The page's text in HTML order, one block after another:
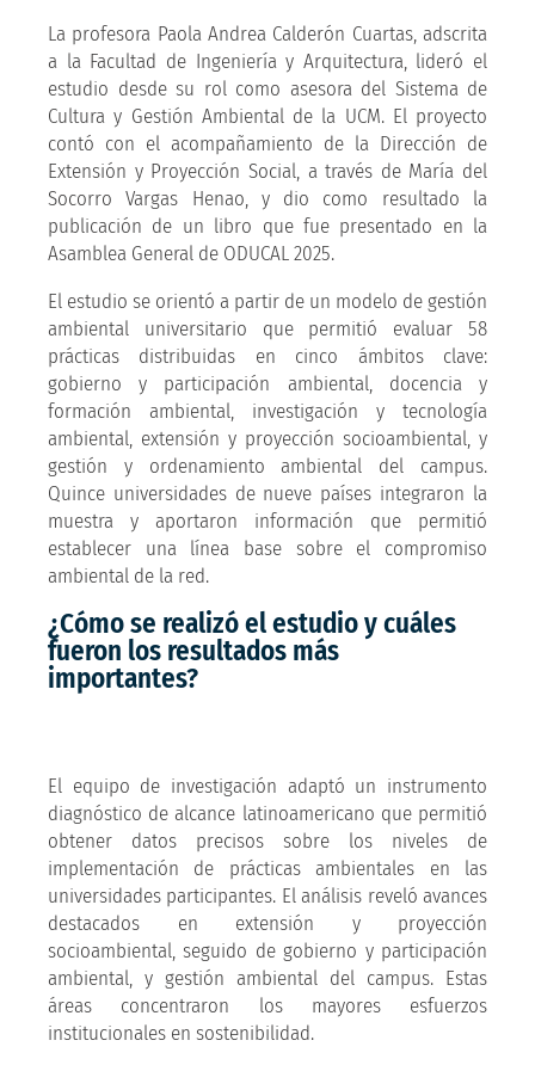
La profesora Paola Andrea Calderón Cuartas, adscrita
a la Facultad de Ingeniería y Arquitectura, lideró el
estudio desde su rol como asesora del Sistema de
Cultura y Gestión Ambiental de la UCM. El proyecto
contó con el acompañamiento de la Dirección de
Extensión y Proyección Social, a través de María del
Socorro Vargas Henao, y dio como resultado la
publicación de un libro que fue presentado en la
Asamblea General de ODUCAL 2025.
El estudio se orientó a partir de un modelo de gestión
ambiental universitario que permitió evaluar 58
prácticas distribuidas en cinco ámbitos clave:
gobierno y participación ambiental, docencia y
formación ambiental, investigación y tecnología
ambiental, extensión y proyección socioambiental, y
gestión y ordenamiento ambiental del campus.
Quince universidades de nueve países integraron la
muestra y aportaron información que permitió
establecer una línea base sobre el compromiso
ambiental de la red.
¿Cómo se realizó el estudio y cuáles
fueron los resultados más
importantes?
El equipo de investigación adaptó un instrumento
diagnóstico de alcance latinoamericano que permitió
obtener datos precisos sobre los niveles de
implementación de prácticas ambientales en las
universidades participantes. El análisis reveló avances
destacados en extensión y proyección
socioambiental, seguido de gobierno y participación
ambiental, y gestión ambiental del campus. Estas
áreas concentraron los mayores esfuerzos
institucionales en sostenibilidad.